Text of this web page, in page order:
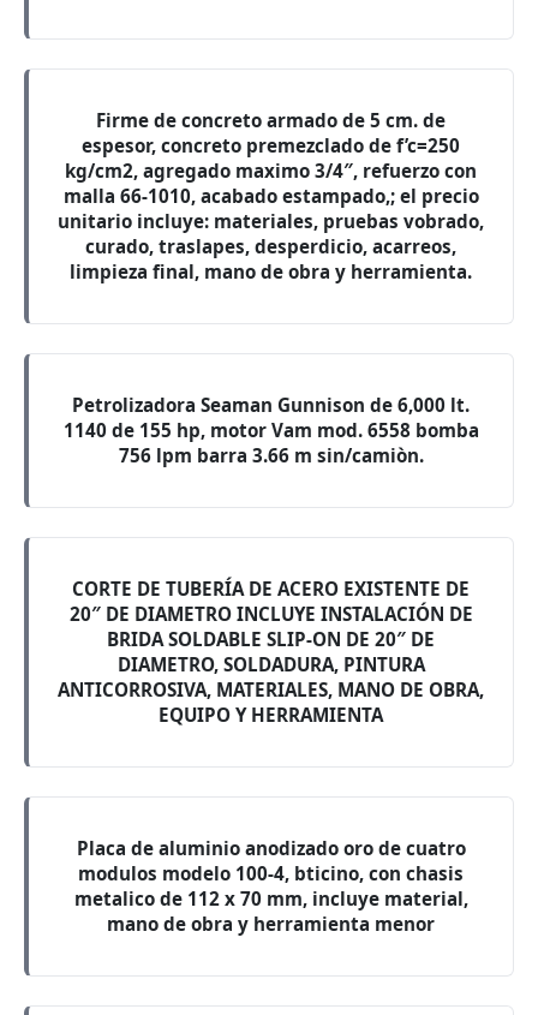
Firme de concreto armado de 5 cm. de
espesor, concreto premezclado de f’c=250
kg/cm2, agregado maximo 3/4″, refuerzo con
malla 66-1010, acabado estampado,; el precio
unitario incluye: materiales, pruebas vobrado,
curado, traslapes, desperdicio, acarreos,
limpieza final, mano de obra y herramienta.
Petrolizadora Seaman Gunnison de 6,000 lt.
1140 de 155 hp, motor Vam mod. 6558 bomba
756 lpm barra 3.66 m sin/camiòn.
CORTE DE TUBERÍA DE ACERO EXISTENTE DE
20″ DE DIAMETRO INCLUYE INSTALACIÓN DE
BRIDA SOLDABLE SLIP-ON DE 20″ DE
DIAMETRO, SOLDADURA, PINTURA
ANTICORROSIVA, MATERIALES, MANO DE OBRA,
EQUIPO Y HERRAMIENTA
Placa de aluminio anodizado oro de cuatro
modulos modelo 100-4, bticino, con chasis
metalico de 112 x 70 mm, incluye material,
mano de obra y herramienta menor